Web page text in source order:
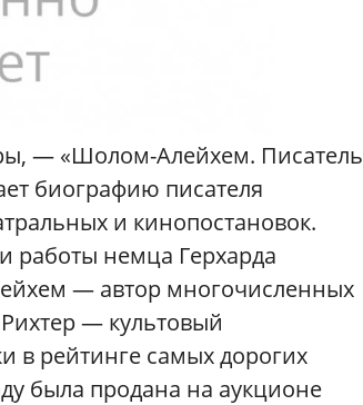
— «Шолом-Алейхем. Писатель
биографию писателя
и кинопостановок.
работы немца Герхарда
— автор многочисленных
— культовый
рейтинге самых дорогих
была продана на аукционе